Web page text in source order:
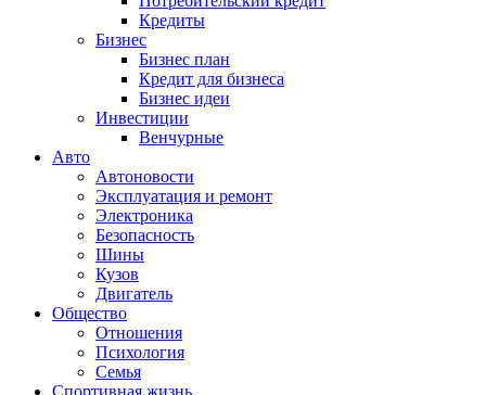
Кредиты
Бизнес
Бизнес план
Кредит для бизнеса
Бизнес идеи
Инвестиции
Венчурные
Авто
Автоновости
Эксплуатация и ремонт
Электроника
Безопасность
Шины
Кузов
Двигатель
Общество
Отношения
Психология
Семья
Спортивная жизнь